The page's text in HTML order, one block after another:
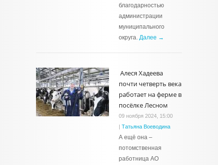
благодарностью
администрации
муниципального
округа. Далее →
Алеся Хадеева
почти четверть века
работает на ферме в
посёлке Лесном
09 ноября 2024, 15:00
| Татьяна Воеводина
А ещё она –
потомственная
работница АО